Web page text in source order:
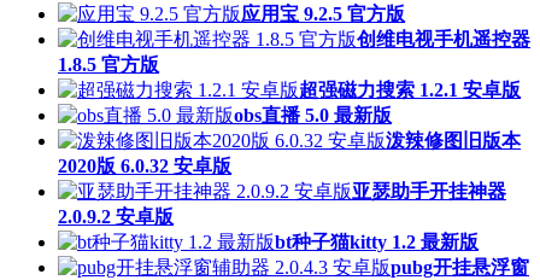
应用宝 9.2.5 官方版
创维电视手机遥控器
1.8.5 官方版
超强磁力搜索 1.2.1 安卓版
obs直播 5.0 最新版
泼辣修图旧版本
2020版 6.0.32 安卓版
亚瑟助手开挂神器
2.0.9.2 安卓版
bt种子猫kitty 1.2 最新版
pubg开挂悬浮窗